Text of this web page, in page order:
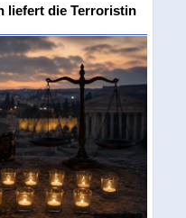
liefert die Terroristin